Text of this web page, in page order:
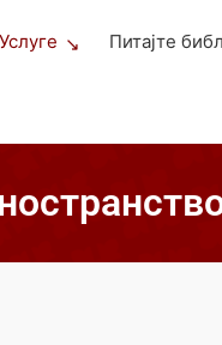
Услуге Питајте